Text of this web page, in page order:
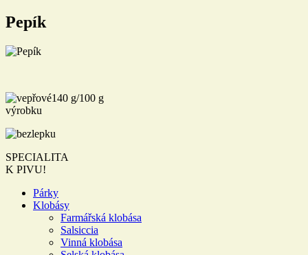
Pepík
140 g/100 g
výrobku
SPECIALITA
K PIVU!
Párky
Klobásy
Farmářská klobása
Salsiccia
Vinná klobása